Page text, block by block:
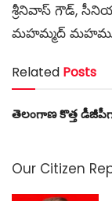
శ్రీనివాస్ గౌడ్,
మహమ్మద్
Related Posts
తెలంగాణ కొత్త
Our Citizen